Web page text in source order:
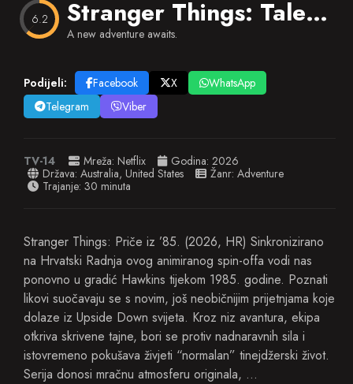
6.2 Stranger Things: Tales from ’85
A new adventure awaits.
Podijeli: Facebook X
WhatsApp
Telegram
Viber
TV-14 Mreža: Netflix Godina: 2026
Država: Australia, United States Žanr: Adventure
Trajanje: 30 minuta
Stranger Things: Priče iz ’85. (2026, HR) Sinkronizirano
na Hrvatski Radnja ovog animiranog spin-offa vodi nas
ponovno u gradić Hawkins tijekom 1985. godine. Poznati
likovi suočavaju se s novim, još neobičnijim prijetnjama koje
dolaze iz Upside Down svijeta. Kroz niz avantura, ekipa
otkriva skrivene tajne, bori se protiv nadnaravnih sila i
istovremeno pokušava živjeti “normalan” tinejdžerski život.
Serija donosi mračnu atmosferu originala, …